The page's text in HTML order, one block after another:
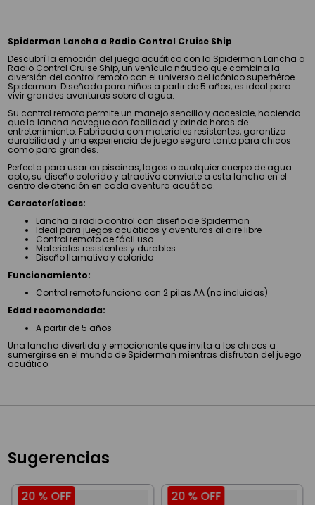
Spiderman Lancha a Radio Control Cruise Ship
Descubrí la emoción del juego acuático con la Spiderman Lancha a
Radio Control Cruise Ship, un vehículo náutico que combina la
diversión del control remoto con el universo del icónico superhéroe
Spiderman. Diseñada para niños a partir de 5 años, es ideal para
vivir grandes aventuras sobre el agua.
Su control remoto permite un manejo sencillo y accesible, haciendo
que la lancha navegue con facilidad y brinde horas de
entretenimiento. Fabricada con materiales resistentes, garantiza
durabilidad y una experiencia de juego segura tanto para chicos
como para grandes.
Perfecta para usar en piscinas, lagos o cualquier cuerpo de agua
apto, su diseño colorido y atractivo convierte a esta lancha en el
centro de atención en cada aventura acuática.
Características:
Lancha a radio control con diseño de Spiderman
Ideal para juegos acuáticos y aventuras al aire libre
Control remoto de fácil uso
Materiales resistentes y durables
Diseño llamativo y colorido
Funcionamiento:
Control remoto funciona con 2 pilas AA (no incluidas)
Edad recomendada:
A partir de 5 años
Una lancha divertida y emocionante que invita a los chicos a
sumergirse en el mundo de Spiderman mientras disfrutan del juego
acuático.
Sugerencias
20 % OFF 20 % OFF